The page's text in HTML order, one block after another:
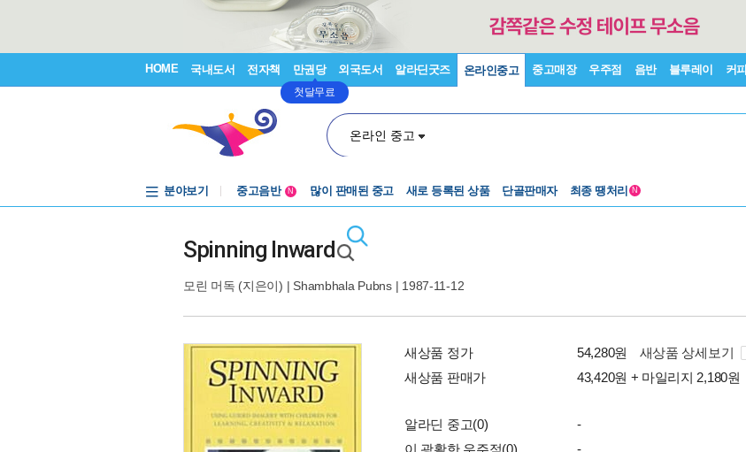
HOME 국내도서 전자책 만권당
첫달무료
외국도서 알라딘굿즈 온라인중고 중고매장 우주점 음반 블루레이 커피
온라인 중고
분야보기
중고음반
N 많이 판매된 중고 새로 등록된 상품 단골판매자 최종 땡처리 N
Spinning Inward
모린 머독 (지은이) | Shambhala Pubns | 1987-11-12
새상품 정가 54,280원
새상품 상세보기
새상품 판매가
43,420원 + 마일리지 2,180원
알라딘 중고(0)
-
이 광활한 우주점(0)
-